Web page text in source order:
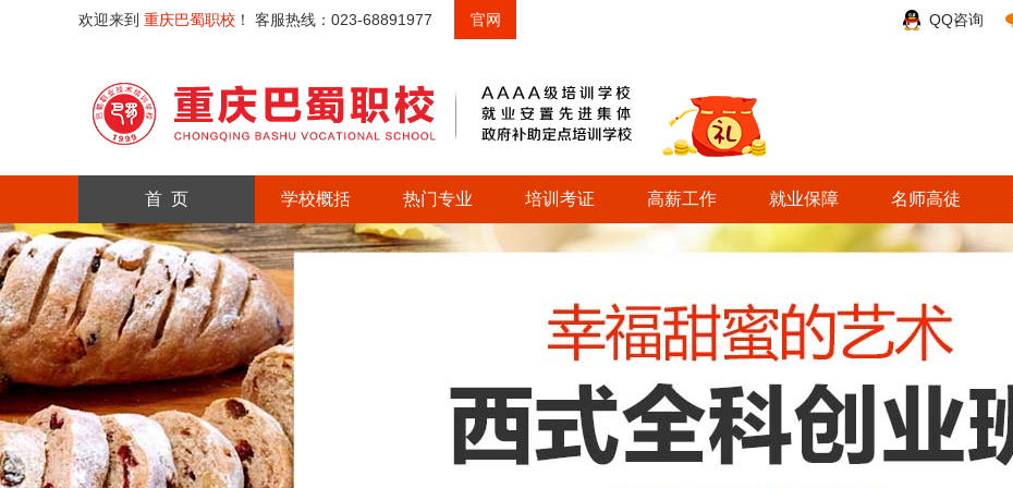
欢迎来到 重庆巴蜀职校 ！ 客服热线：023-68891977 官网 QQ咨询
首 页 学校概括 热门专业 培训考证 高薪工作 就业保障 名师高徒